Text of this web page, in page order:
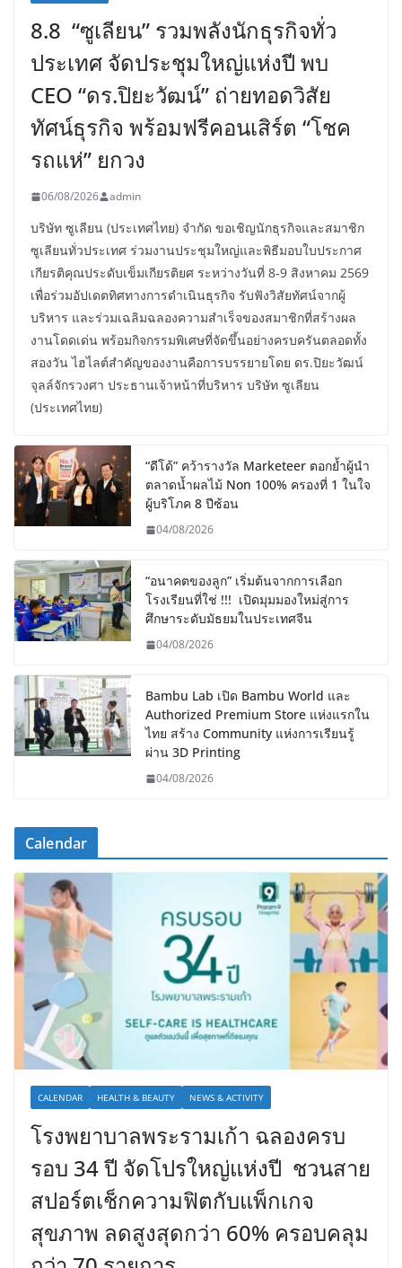
8.8 “ซูเลียน” รวมพลังนักธุรกิจทั่ว
ประเทศ จัดประชุมใหญ่แห่งปี พบ
CEO “ดร.ปิยะวัฒน์” ถ่ายทอดวิสัย
ทัศน์ธุรกิจ พร้อมฟรีคอนเสิร์ต “โชค
รถแห่” ยกวง
06/08/2026 admin
บริษัท ซูเลียน (ประเทศไทย) จำกัด ขอเชิญนักธุรกิจและสมาชิก
ซูเลียนทั่วประเทศ ร่วมงานประชุมใหญ่และพิธีมอบใบประกาศ
เกียรติคุณประดับเข็มเกียรติยศ ระหว่างวันที่ 8-9 สิงหาคม 2569
เพื่อร่วมอัปเดตทิศทางการดำเนินธุรกิจ รับฟังวิสัยทัศน์จากผู้
บริหาร และร่วมเฉลิมฉลองความสำเร็จของสมาชิกที่สร้างผล
งานโดดเด่น พร้อมกิจกรรมพิเศษที่จัดขึ้นอย่างครบครันตลอดทั้ง
สองวัน ไฮไลต์สำคัญของงานคือการบรรยายโดย ดร.ปิยะวัฒน์
จุลล์จักรวงศา ประธานเจ้าหน้าที่บริหาร บริษัท ซูเลียน
(ประเทศไทย)
“ดีโด้” คว้ารางวัล Marketeer ตอกย้ำผู้นำ
ตลาดน้ำผลไม้ Non 100% ครองที่ 1 ในใจ
ผู้บริโภค 8 ปีซ้อน
04/08/2026
“อนาคตของลูก” เริ่มต้นจากการเลือก
โรงเรียนที่ใช่ !!! เปิดมุมมองใหม่สู่การ
ศึกษาระดับมัธยมในประเทศจีน
04/08/2026
Bambu Lab เปิด Bambu World และ
Authorized Premium Store แห่งแรกใน
ไทย สร้าง Community แห่งการเรียนรู้
ผ่าน 3D Printing
04/08/2026
Calendar
CALENDAR HEALTH & BEAUTY NEWS & ACTIVITY
โรงพยาบาลพระรามเก้า ฉลองครบ
รอบ 34 ปี จัดโปรใหญ่แห่งปี ชวนสาย
สปอร์ตเช็กความฟิตกับแพ็กเกจ
สุขภาพ ลดสูงสุดกว่า 60% ครอบคลุม